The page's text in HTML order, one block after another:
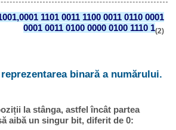
1101 0011 1100 0011 0110 0001
0001 0011 0100 0000 0100 1110 1(2)
binară a numărului.
la stânga, astfel încât partea
aibă un singur bit, diferit de 0: